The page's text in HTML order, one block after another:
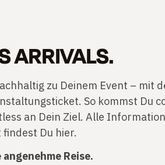
ARRIVALS.
zu Deinem Event – mit
So kommst Du
an Dein Ziel. Alle
Du hier.
Reise.